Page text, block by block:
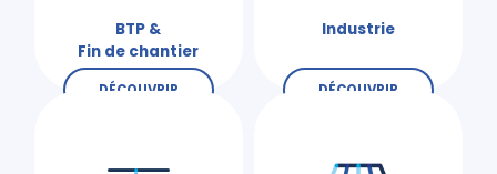
BTP &
Fin de chantier
DÉCOUVRIR
Industrie
DÉCOUVRIR